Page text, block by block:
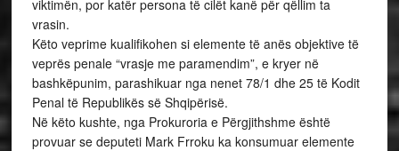
viktimën, por katër persona të cilët kanë për qëllim ta
vrasin.
Këto veprime kualifikohen si elemente të anës objektive të
veprës penale “vrasje me paramendim”, e kryer në
bashkëpunim, parashikuar nga nenet 78/1 dhe 25 të Kodit
Penal të Republikës së Shqipërisë.
Në këto kushte, nga Prokuroria e Përgjithshme është
provuar se deputeti Mark Frroku ka konsumuar elemente